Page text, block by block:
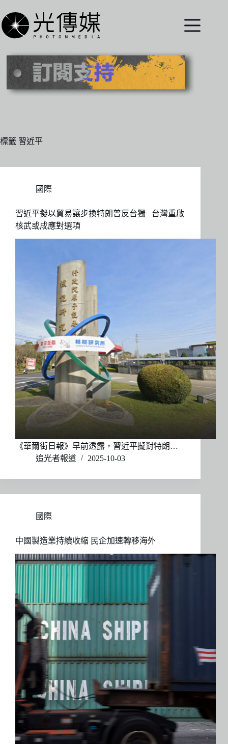
至
主
內
標籤 習近平
國際
習近平擬以貿易讓步換特朗普反台獨 台灣重啟
核武或成應對選項
《華爾街日報》早前透露，習近平擬對特朗…
追光者報道
2025-10-03
國際
中國製造業持續收縮 民企加速轉移海外